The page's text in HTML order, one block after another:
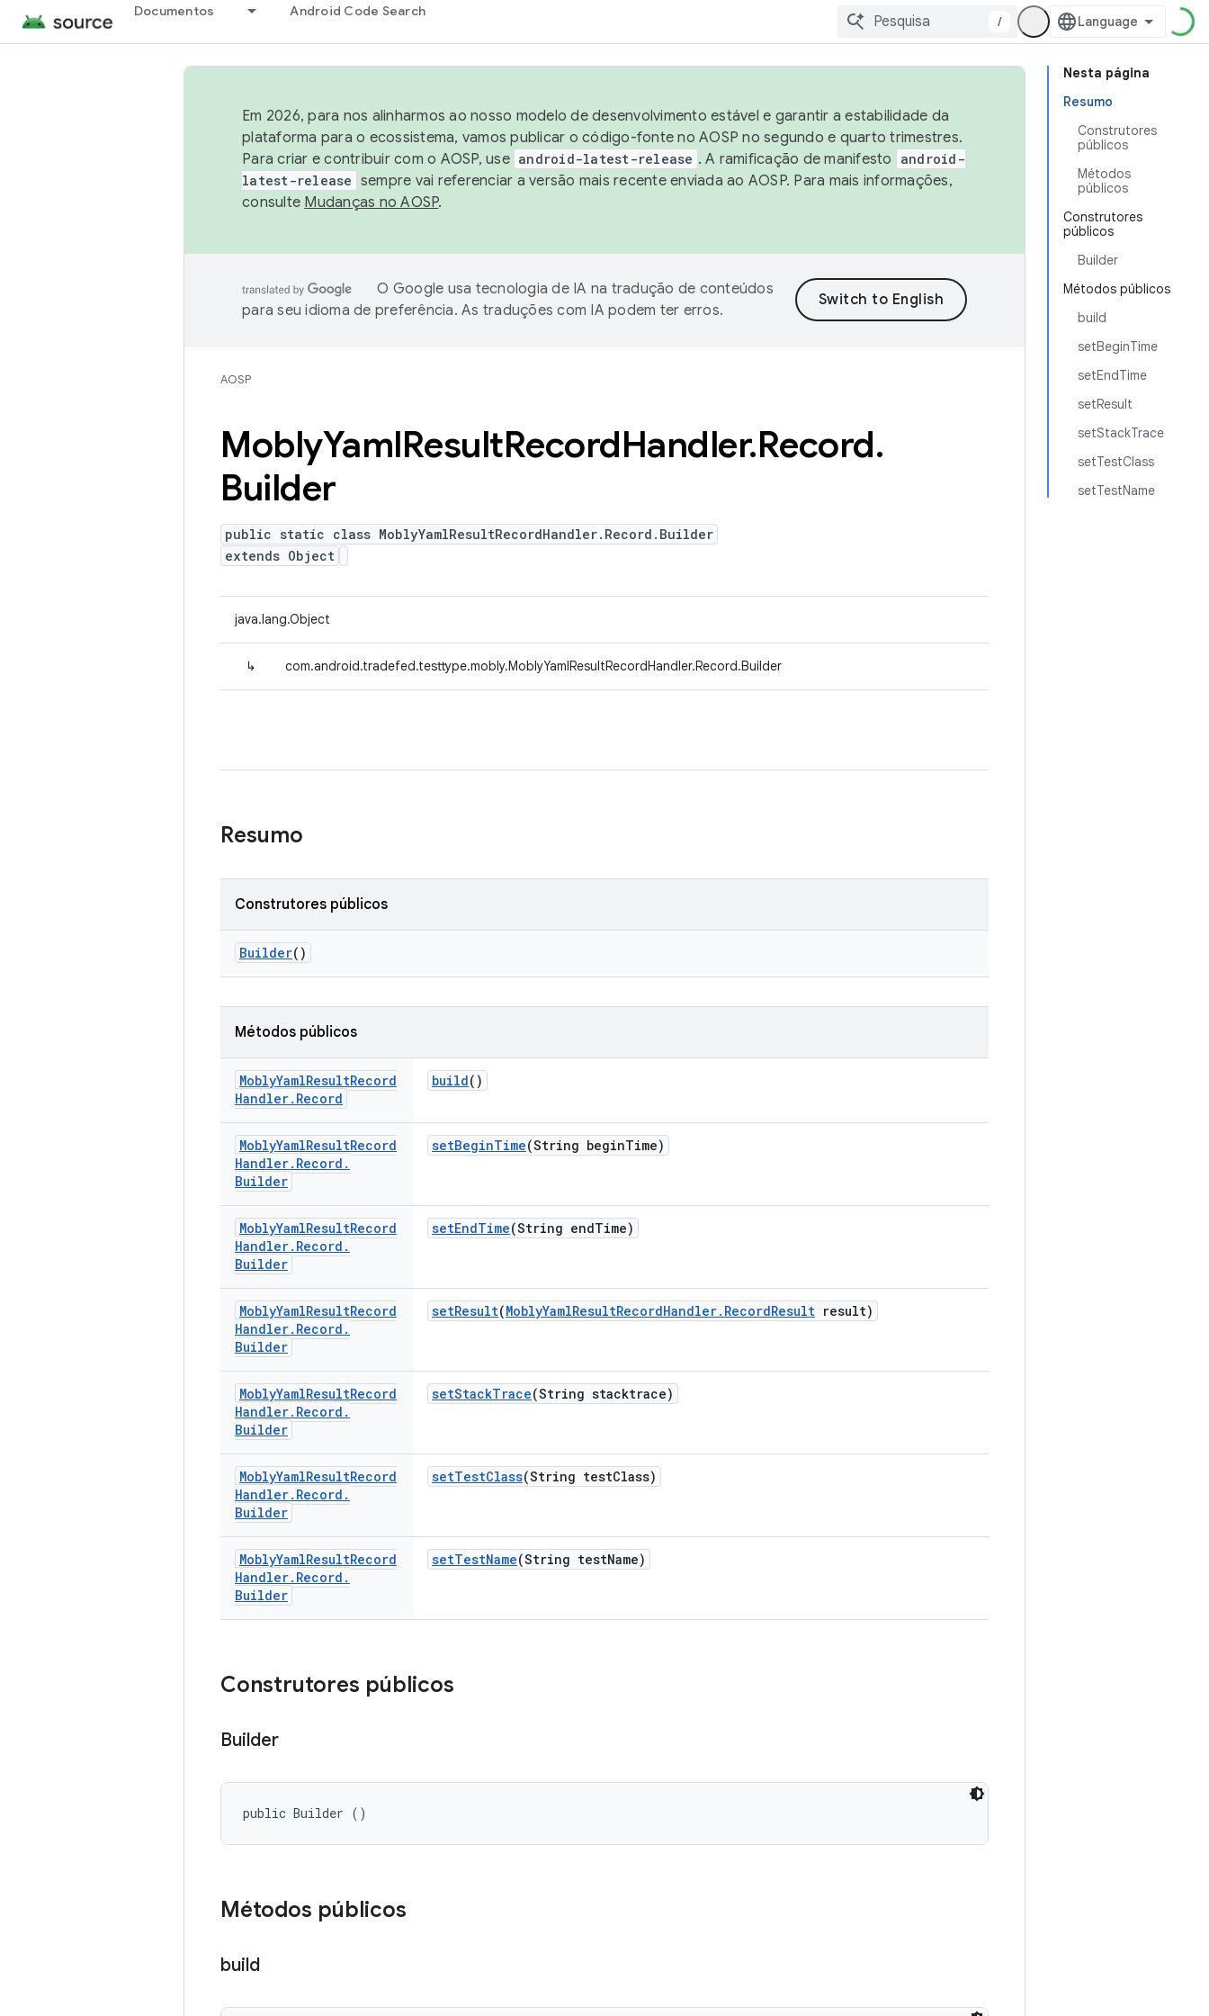
Documentos Android Code Search
/
Nesta página
Resumo
Construtores
públicos
Métodos
públicos
Construtores
públicos
Builder
Métodos públicos
build
setBeginTime
setEndTime
setResult
setStackTrace
setTestClass
setTestName
Em 2026, para nos alinharmos ao nosso modelo de desenvolvimento estável e garantir a estabilidade da
plataforma para o ecossistema, vamos publicar o código-fonte no AOSP no segundo e quarto trimestres.
Para criar e contribuir com o AOSP, use android-latest-release . A ramificação de manifesto
android-
latest-release sempre vai referenciar a versão mais recente enviada ao AOSP. Para mais informações,
consulte Mudanças no AOSP.
O Google usa tecnologia de IA na tradução de conteúdos
para seu idioma de preferência. As traduções com IA podem ter erros.
AOSP
MoblyYamlResultRecordHandler.Record.
Builder
public static class MoblyYamlResultRecordHandler.Record.Builder
extends Object
java.lang.Object
↳ com.android.tradefed.testtype.mobly.MoblyYamlResultRecordHandler.Record.Builder
Resumo
Construtores públicos
Builder()
Métodos públicos
MoblyYamlResultRecord
Handler. Record
build()
MoblyYamlResultRecord
Handler. Record .
Builder
setBeginTime(String beginTime)
MoblyYamlResultRecord
Handler. Record .
Builder
setEndTime(String endTime)
MoblyYamlResultRecord
Handler. Record .
Builder
setResult(MoblyYamlResultRecordHandler. RecordResult result)
MoblyYamlResultRecord
Handler. Record .
Builder
setStackTrace(String stacktrace)
MoblyYamlResultRecord
Handler. Record .
Builder
setTestClass(String testClass)
MoblyYamlResultRecord
Handler. Record .
Builder
setTestName(String testName)
Construtores públicos
Builder
public Builder ()
Métodos públicos
build